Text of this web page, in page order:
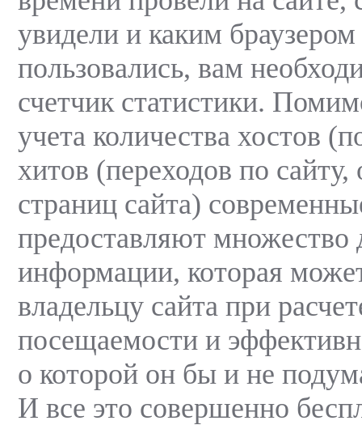
увидели и каким
пользовались, вам
счетчик статистики.
учета количества хостов
хитов (переходов по
страниц сайта)
предоставляют множество
информации, которая
владельцу сайта при
посещаемости и
о которой он бы и не
И все это совершенно